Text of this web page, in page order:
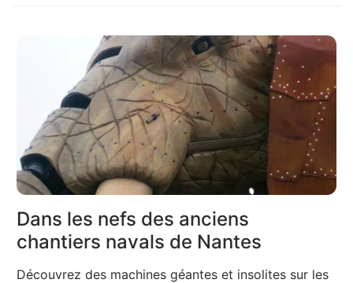
Dans les nefs des anciens
chantiers navals de Nantes
Découvrez des machines géantes et insolites sur les